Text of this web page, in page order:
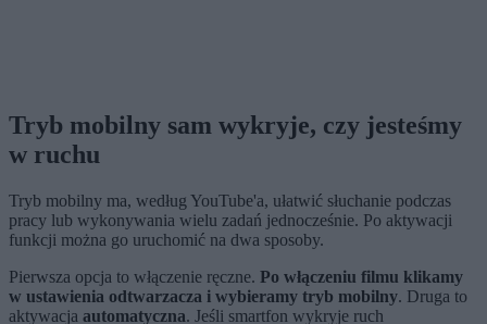
Tryb mobilny sam wykryje, czy jesteśmy
w ruchu
Tryb mobilny ma, według YouTube'a, ułatwić słuchanie podczas
pracy lub wykonywania wielu zadań jednocześnie. Po aktywacji
funkcji można go uruchomić na dwa sposoby.
Pierwsza opcja to włączenie ręczne. Po włączeniu filmu klikamy
w ustawienia odtwarzacza i wybieramy tryb mobilny. Druga to
aktywacja automatyczna. Jeśli smartfon wykryje ruch